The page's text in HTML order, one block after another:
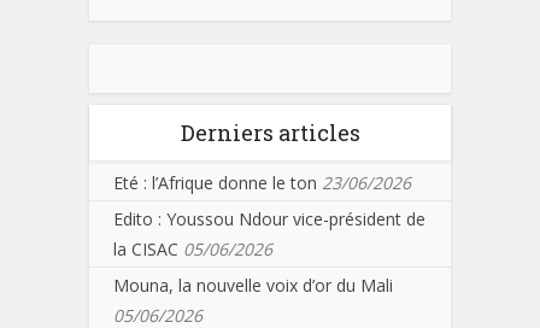
Derniers articles
Eté : l’Afrique donne le ton 23/06/2026
Edito : Youssou Ndour vice-président de
la CISAC 05/06/2026
Mouna, la nouvelle voix d’or du Mali
05/06/2026